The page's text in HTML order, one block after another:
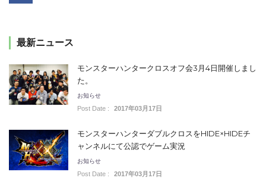
最新ニュース
モンスターハンタークロスオフ会3月4日開催しまし
た。
お知らせ
Post Date : 2017年03月17日
モンスターハンターダブルクロスをHIDE×HIDEチ
ャンネルにて公認でゲーム実況
お知らせ
Post Date : 2017年03月17日